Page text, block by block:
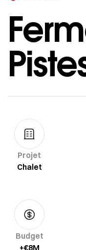
Projet
Chalet
Budget
+€8M